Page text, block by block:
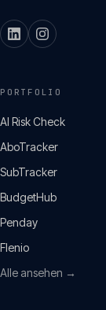
PORTFOLIO
AI Risk Check
AboTracker
SubTracker
BudgetHub
Penday
Flenio
Alle ansehen →